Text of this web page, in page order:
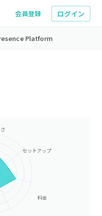
会員登録 ログイン
Platform
セットアップ
料金